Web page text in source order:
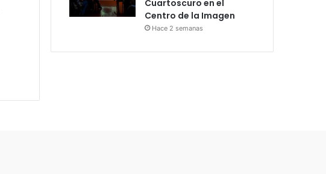
Cuartoscuro en el
Centro de la Imagen
Hace 2 semanas